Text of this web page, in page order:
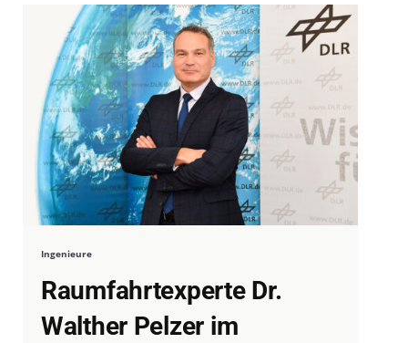
Ingenieure
Raumfahrtexperte Dr.
Walther Pelzer im